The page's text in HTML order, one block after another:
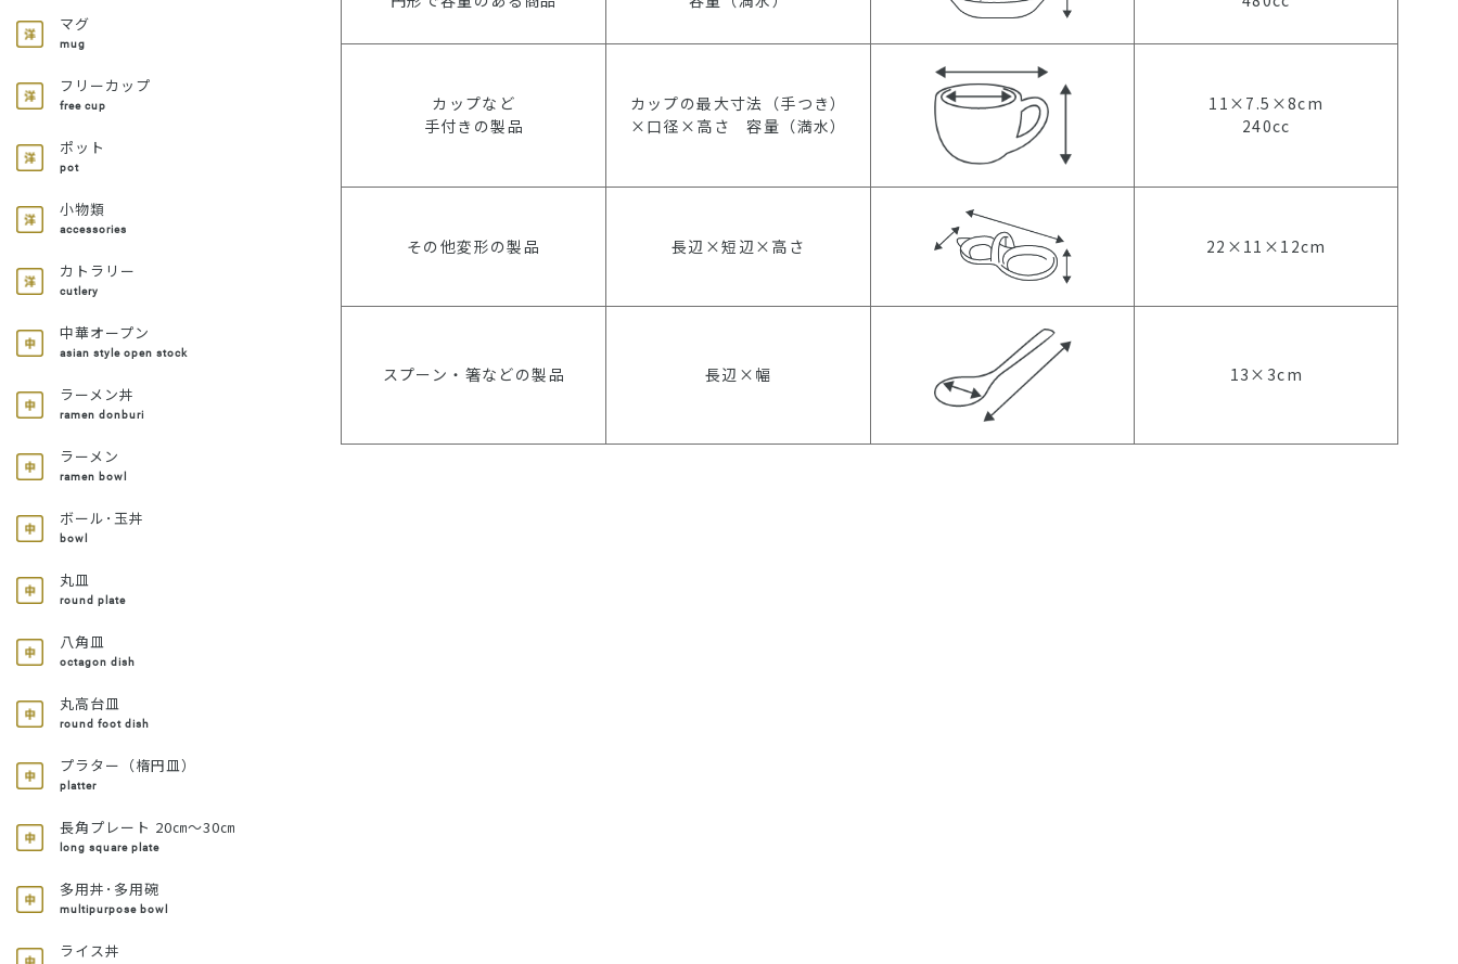
マグ
mug
フリーカップ
free cup
ポット
pot
小物類
accessories
カトラリー
cutlery
中華オープン
asian style open stock
ラーメン丼
ramen donburi
ラーメン
ramen bowl
ボール･玉丼
bowl
丸皿
round plate
八角皿
octagon dish
丸高台皿
round foot dish
プラター（楕円皿）
platter
長角プレート 20㎝～30㎝
long square plate
多用丼･多用碗
multipurpose bowl
ライス丼
カップなど
手付きの製品
カップの最大寸法（手つき）
×口径×高さ 容量（満水）
11×7.5×8cm
240cc
その他変形の製品 長辺×短辺×高さ 22×11×12cm
スプーン・箸などの製品 長辺×幅 13×3cm